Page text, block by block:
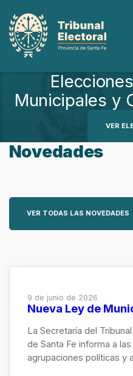
contenido
Municipales y
VER
Novedades
VER TODAS LAS NOVEDADES
9 de junio de 2026
Nueva Ley de
La Secretaría del
de Santa Fe informa a
agrupaciones políticas y